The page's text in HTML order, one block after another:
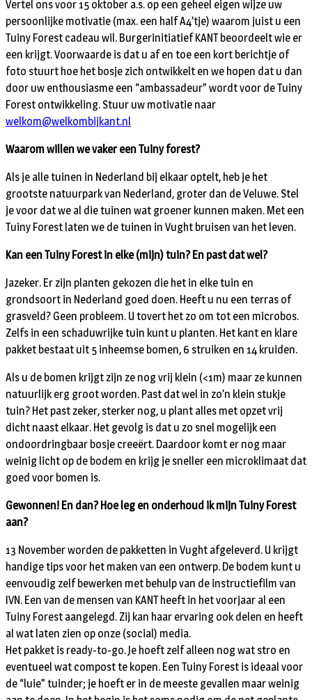
Vertel ons voor 15 oktober a.s. op een geheel eigen wijze uw
persoonlijke motivatie (max. een half A4’tje) waarom juist u een
Tuiny Forest cadeau wil. Burgerinitiatief KANT beoordeelt wie er
een krijgt. Voorwaarde is dat u af en toe een kort berichtje of
foto stuurt hoe het bosje zich ontwikkelt en we hopen dat u dan
door uw enthousiasme een “ambassadeur” wordt voor de Tuiny
Forest ontwikkeling. Stuur uw motivatie naar
welkom@welkombijkant.nl
Waarom willen we vaker een Tuiny forest?
Als je alle tuinen in Nederland bij elkaar optelt, heb je het
grootste natuurpark van Nederland, groter dan de Veluwe. Stel
je voor dat we al die tuinen wat groener kunnen maken. Met een
Tuiny Forest laten we de tuinen in Vught bruisen van het leven.
Kan een Tuiny Forest in elke (mijn) tuin? En past dat wel?
Jazeker. Er zijn planten gekozen die het in elke tuin en
grondsoort in Nederland goed doen. Heeft u nu een terras of
grasveld? Geen probleem. U tovert het zo om tot een microbos.
Zelfs in een schaduwrijke tuin kunt u planten. Het kant en klare
pakket bestaat uit 5 inheemse bomen, 6 struiken en 14 kruiden.
Als u de bomen krijgt zijn ze nog vrij klein (<1m) maar ze kunnen
natuurlijk erg groot worden. Past dat wel in zo’n klein stukje
tuin? Het past zeker, sterker nog, u plant alles met opzet vrij
dicht naast elkaar. Het gevolg is dat u zo snel mogelijk een
ondoordringbaar bosje creeërt. Daardoor komt er nog maar
weinig licht op de bodem en krijg je sneller een microklimaat dat
goed voor bomen is.
Gewonnen! En dan? Hoe leg en onderhoud ik mijn Tuiny Forest
aan?
13 November worden de pakketten in Vught afgeleverd. U krijgt
handige tips voor het maken van een ontwerp. De bodem kunt u
eenvoudig zelf bewerken met behulp van de instructiefilm van
IVN. Een van de mensen van KANT heeft in het voorjaar al een
Tuiny Forest aangelegd. Zij kan haar ervaring ook delen en heeft
al wat laten zien op onze (social) media.
Het pakket is ready-to-go. Je hoeft zelf alleen nog wat stro en
eventueel wat compost te kopen. Een Tuiny Forest is ideaal voor
de “luie” tuinder; je hoeft er in de meeste gevallen maar weinig